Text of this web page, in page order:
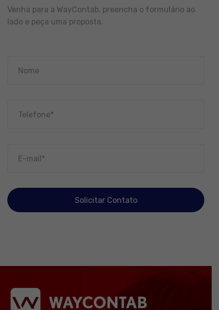
Venha para a WayContab, preencha o formulário ao
lado e peça uma proposta.